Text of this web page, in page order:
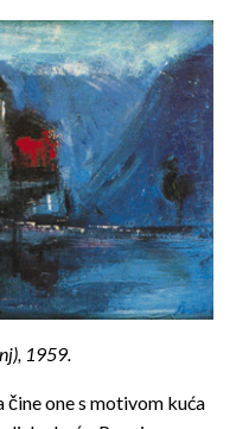
1959.
čine one s motivom kuća